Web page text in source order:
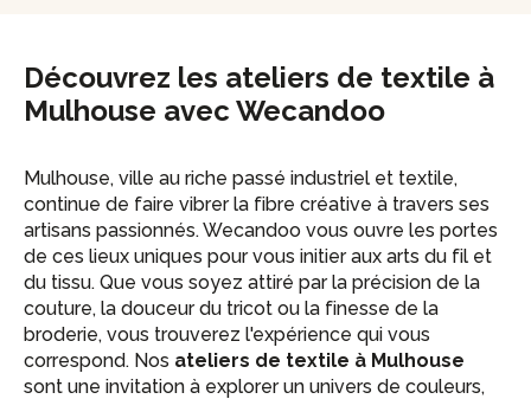
Découvrez les ateliers de textile à
Mulhouse avec Wecandoo
Mulhouse, ville au riche passé industriel et textile,
continue de faire vibrer la fibre créative à travers ses
artisans passionnés. Wecandoo vous ouvre les portes
de ces lieux uniques pour vous initier aux arts du fil et
du tissu. Que vous soyez attiré par la précision de la
couture, la douceur du tricot ou la finesse de la
broderie, vous trouverez l'expérience qui vous
correspond. Nos ateliers de textile à Mulhouse
sont une invitation à explorer un univers de couleurs,